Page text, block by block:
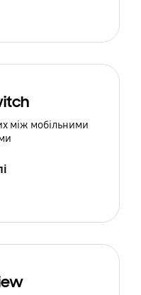
між мобільними